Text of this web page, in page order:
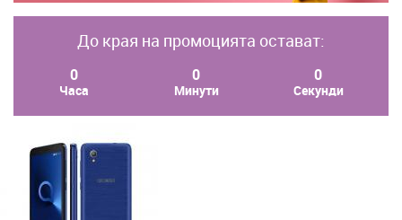
До края на промоцията остават:
0
Часа
0
Минути
0
Секунди